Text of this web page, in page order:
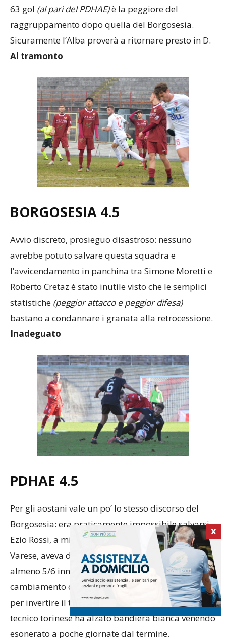
63 gol (al pari del PDHAE)è la peggiore del
raggruppamento dopo quella del Borgosesia.
Sicuramente l’Alba proverà a ritornare presto in D.
Al tramonto
BORGOSESIA 4.5
Avvio discreto, prosieguo disastroso: nessuno
avrebbe potuto salvare questa squadra e
l’avvicendamento in panchina tra Simone Moretti e
Roberto Cretaz è stato inutile visto che le semplici
statistiche (peggior attacco e peggior difesa)
bastano a condannare i granata alla retrocessione.
Inadeguato
PDHAE 4.5
Per gli aostani vale un po’ lo stesso discorso del
Borgosesia: era praticamente impossibile salvarsi.
Ezio Rossi, a microfoni spenti prima del match di
Varese, aveva detto che per salvarsi servivano
almeno 5/6 innesti di spessore; qualche
cambiamento c’è stato, ma di certo non sufficiente
per invertire il trend negativo e, difatti, anche il
tecnico torinese ha alzato bandiera bianca venendo
esonerato a poche giornate dal termine.
X